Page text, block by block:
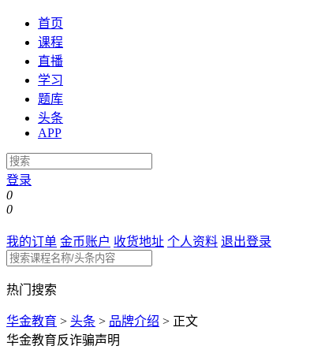
首页
课程
直播
学习
题库
头条
APP
登录
0
0
我的订单 金币账户 收货地址 个人资料 退出登录
热门搜索
华金教育 > 头条 > 品牌介绍 > 正文
华金教育反诈骗声明